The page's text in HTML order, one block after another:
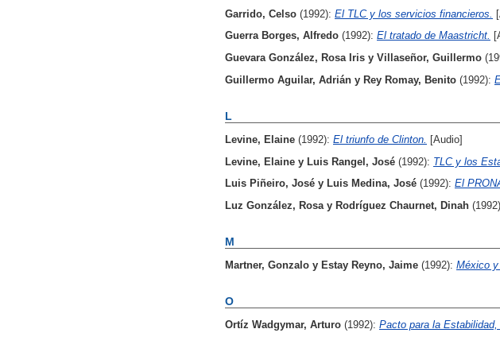
Garrido, Celso (1992): El TLC y los servicios financieros.
Guerra Borges, Alfredo (1992): El tratado de Maastricht.
Guevara González, Rosa Iris y Villaseñor, Guillermo
Guillermo Aguilar, Adrián y Rey Romay, Benito (1992):
L
Levine, Elaine (1992): El triunfo de Clinton.
[Audio]
Levine, Elaine y Luis Rangel, José (1992): TLC y los
Luis Piñeiro, José y Luis Medina, José (1992): El
Luz González, Rosay Rodríguez Chaurnet, Dinah
M
Martner, Gonzalo y Estay Reyno, Jaime (1992): México y
O
Ortíz Wadgymar, Arturo (1992): Pacto para la